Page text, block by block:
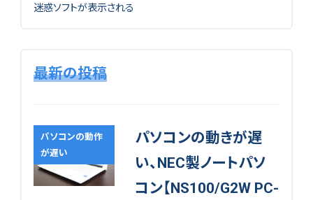
迷惑ソフトが表示される
最新の投稿
パソコンの動作
が遅い
パソコンの動きが遅
い、NEC製ノートパソ
コン【NS100/G2W PC-